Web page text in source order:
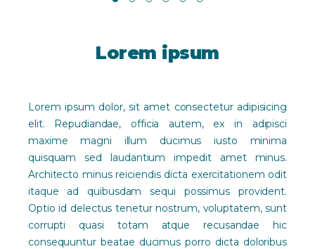
Lorem ipsum
Lorem ipsum dolor, sit amet consectetur adipisicing
elit. Repudiandae, officia autem, ex in adipisci
maxime magni illum ducimus iusto minima
quisquam sed laudantium impedit amet minus.
Architecto minus reiciendis dicta exercitationem odit
itaque ad quibusdam sequi possimus provident.
Optio id delectus tenetur nostrum, voluptatem, sunt
corrupti quasi totam atque recusandae hic
consequuntur beatae ducimus porro dicta doloribus